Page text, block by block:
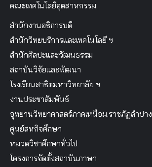
คณะเทคโนโลยีอุตสาหกรรม
สำนักงานอธิการบดี
สำนักวิทยบริการและเทคโนโลยี ฯ
สำนักศิลปะและวัฒนธรรม
สถาบันวิจัยและพัฒนา
โรงเรียนสาธิตมหาวิทยาลัย ฯ
งานประชาสัมพันธ์
อุทยานวิทยาศาสตร์ภาคเหนือม.ราชภัฏลำปาง
ศูนย์สหกิจศึกษา
หมวดวิชาศึกษาทั่วไป
โครงการจัดตั้งสถาบันภาษา